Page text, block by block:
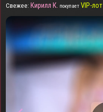
Свежее: Кирилл К. покупает VIP-лот